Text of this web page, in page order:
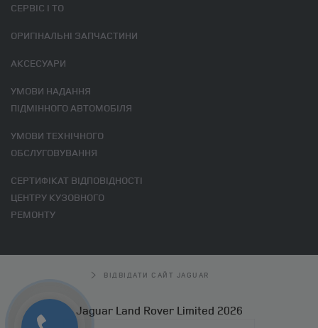
СЕРВІС І ТО
ОРИГІНАЛЬНІ ЗАПЧАСТИНИ
АКСЕСУАРИ
УМОВИ НАДАННЯ
ПІДМІННОГО АВТОМОБІЛЯ
УМОВИ ТЕХНІЧНОГО
ОБСЛУГОВУВАННЯ
СЕРТИФІКАТ ВІДПОВІДНОСТІ
ЦЕНТРУ КУЗОВНОГО
РЕМОНТУ
ВІДВІДАТИ САЙТ JAGUAR
Jaguar Land Rover Limited 2026